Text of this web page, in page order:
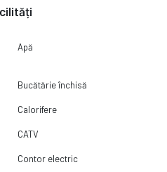
Apă
Bucătărie închisă
Calorifere
CATV
Contor electric